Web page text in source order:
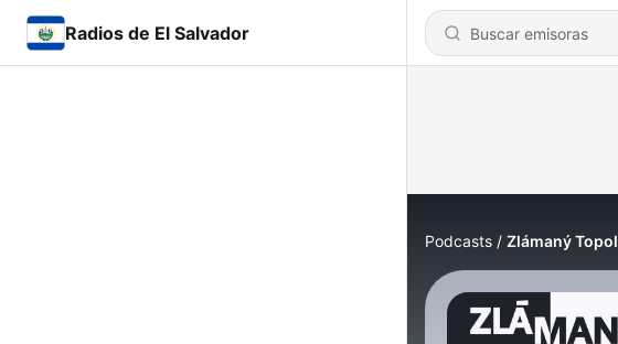
Radios de El Salvador
Podcasts Zlámaný Topol